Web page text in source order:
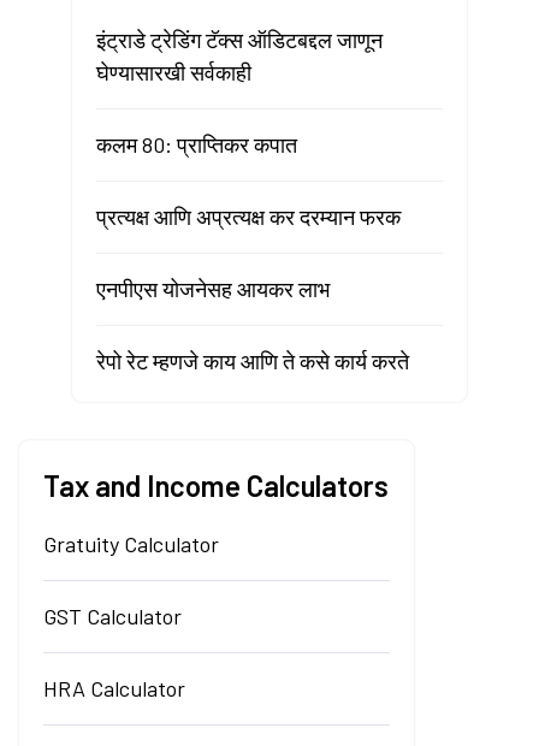
इंट्राडे ट्रेडिंग टॅक्स ऑडिटबद्दल जाणून
घेण्यासारखी सर्वकाही
कलम 80: प्राप्तिकर कपात
प्रत्यक्ष आणि अप्रत्यक्ष कर दरम्यान फरक
एनपीएस योजनेसह आयकर लाभ
रेपो रेट म्हणजे काय आणि ते कसे कार्य करते
Tax and Income Calculators
Gratuity Calculator
GST Calculator
HRA Calculator